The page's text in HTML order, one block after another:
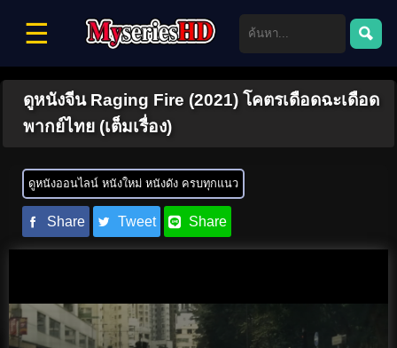
☰
ดูหนังจีน Raging Fire (2021) โคตรเดือดฉะเดือด
พากย์ไทย (เต็มเรื่อง)
ดูหนังออนไลน์ หนังใหม่ หนังดัง ครบทุกแนว
Share Tweet Share